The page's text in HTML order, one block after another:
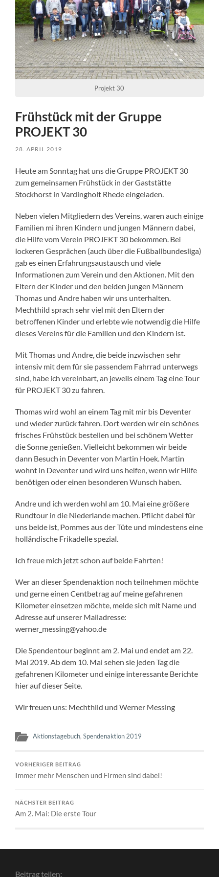
Projekt 30
Frühstück mit der Gruppe
PROJEKT 30
28. APRIL 2019
Heute am Sonntag hat uns die Gruppe PROJEKT 30
zum gemeinsamen Frühstück in der Gaststätte
Stockhorst in Vardingholt Rhede eingeladen.
Neben vielen Mitgliedern des Vereins, waren auch einige
Familien mi ihren Kindern und jungen Männern dabei,
die Hilfe vom Verein PROJEKT 30 bekommen. Bei
lockeren Gesprächen (auch über die Fußballbundesliga)
gab es einen Erfahrungsaustausch und viele
Informationen zum Verein und den Aktionen. Mit den
Eltern der Kinder und den beiden jungen Männern
Thomas und Andre haben wir uns unterhalten.
Mechthild sprach sehr viel mit den Eltern der
betroffenen Kinder und erlebte wie notwendig die Hilfe
dieses Vereins für die Familien und den Kindern ist.
Mit Thomas und Andre, die beide inzwischen sehr
intensiv mit dem für sie passendem Fahrrad unterwegs
sind, habe ich vereinbart, an jeweils einem Tag eine Tour
für PROJEKT 30 zu fahren.
Thomas wird wohl an einem Tag mit mir bis Deventer
und wieder zurück fahren. Dort werden wir ein schönes
frisches Frühstück bestellen und bei schönem Wetter
die Sonne genießen. Vielleicht bekommen wir beide
dann Besuch in Deventer von Martin Hoek. Martin
wohnt in Deventer und wird uns helfen, wenn wir Hilfe
benötigen oder einen besonderen Wunsch haben.
Andre und ich werden wohl am 10. Mai eine größere
Rundtour in die Niederlande machen. Pflicht dabei für
uns beide ist, Pommes aus der Tüte und mindestens eine
holländische Frikadelle spezial.
Ich freue mich jetzt schon auf beide Fahrten!
Wer an dieser Spendenaktion noch teilnehmen möchte
und gerne einen Centbetrag auf meine gefahrenen
Kilometer einsetzen möchte, melde sich mit Name und
Adresse auf unserer Mailadresse:
werner_messing@yahoo.de
Die Spendentour beginnt am 2. Mai und endet am 22.
Mai 2019. Ab dem 10. Mai sehen sie jeden Tag die
gefahrenen Kilometer und einige interessante Berichte
hier auf dieser Seite.
Wir freuen uns: Mechthild und Werner Messing
Aktionstagebuch,Spendenaktion 2019
VORHERIGER BEITRAG
Immer mehr Menschen und Firmen sind dabei!
NÄCHSTER BEITRAG
Am 2. Mai: Die erste Tour
Beitrag teilen: